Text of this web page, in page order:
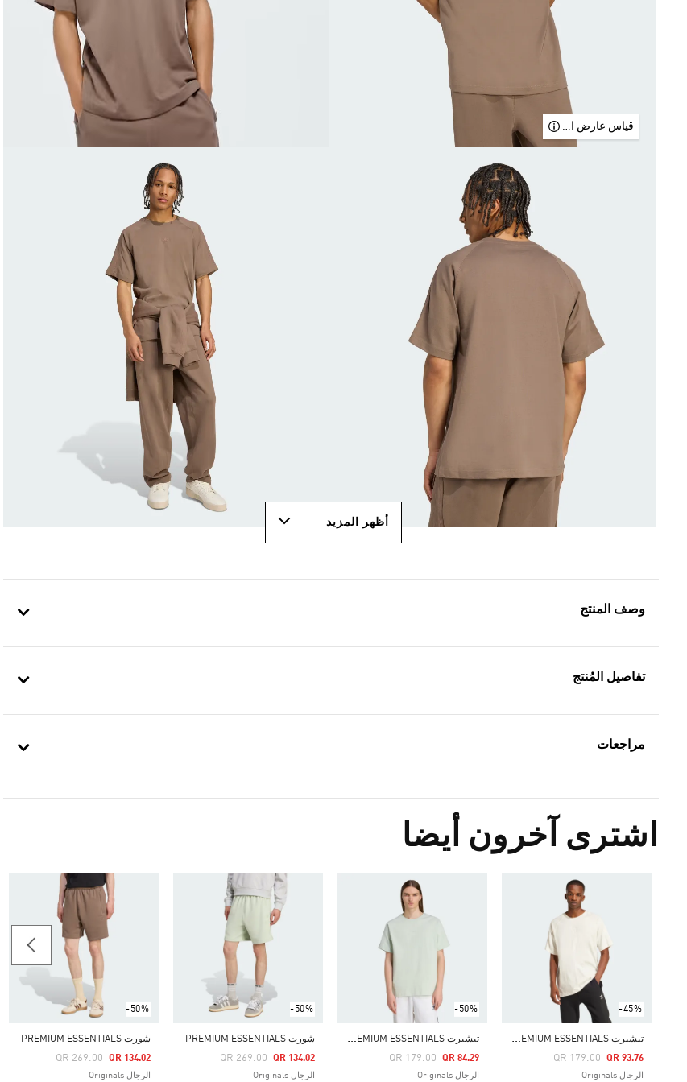
قياس عارض الأزياء
أظهر المزيد
وصف المنتج
تفاصيل المُنتج
مراجعات
اشترى آخرون أيضا
-45%
ت
يشيرت PREMIUM ESSENTIALS
Price Reduced From
QR 179.00
To QR 93.76
الرجال Originals
-50%
ت
يشيرت PREMIUM ESSENTIALS
Price Reduced From
QR 179.00
To QR 84.29
الرجال Originals
-50%
شورت PREMIUM ESSENTIALS
Price Reduced From
QR 269.00
To QR 134.02
الرجال Originals
-50%
شورت PREMIUM ESSENTIALS
Price Reduced From
QR 269.00
To QR 134.02
الرجال Originals
Price Reduced From